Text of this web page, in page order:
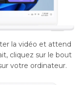
la vidéo et attend
cliquez sur le bout
votre ordinateur.